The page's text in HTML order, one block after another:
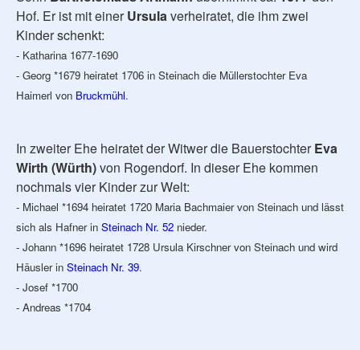
Hof. Er ist mit einerUrsulaverheiratet, die ihm zwei
Kinder schenkt:
- Katharina 1677-1690
- Georg *1679 heiratet 1706 in Steinach die Müllerstochter Eva
Haimerl von Bruckmühl.
In zweiter Ehe heiratet der Witwer die BauerstochterEva
Wirth (Würth)von Rogendorf. In dieser Ehe kommen
nochmals vier Kinder zur Welt:
- Michael *1694 heiratet 1720 Maria Bachmaier von Steinach und lässt
sich als Hafner in Steinach Nr. 52 nieder.
- Johann *1696 heiratet 1728 Ursula Kirschner von Steinach und wird
Häusler in Steinach Nr. 39.
- Josef *1700
- Andreas *1704